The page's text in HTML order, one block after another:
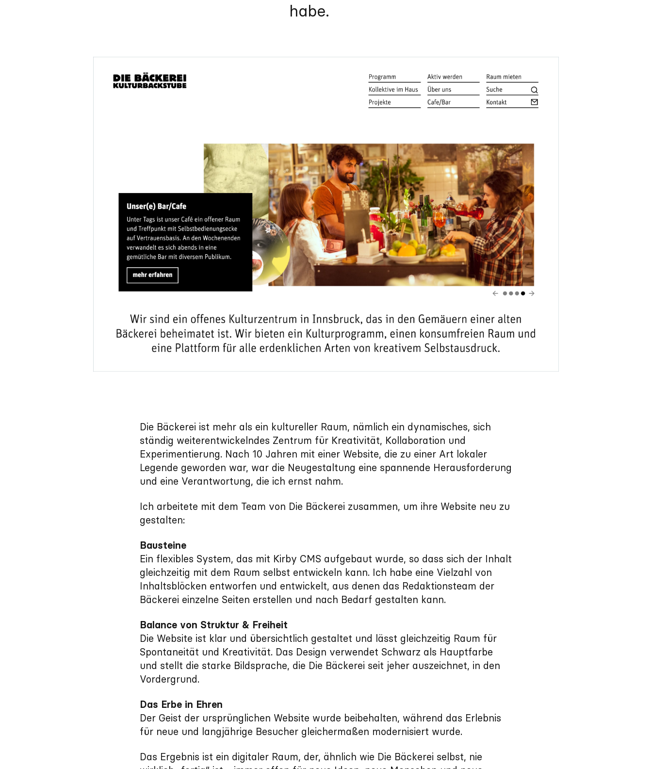
habe.
Die Bäckerei ist mehr als ein kultureller Raum, nämlich ein dynamisches, sich
ständig weiterentwickelndes Zentrum für Kreativität, Kollaboration und
Experimentierung. Nach 10 Jahren mit einer Website, die zu einer Art lokaler
Legende geworden war, war die Neugestaltung eine spannende Herausforderung
und eine Verantwortung, die ich ernst nahm.
Ich arbeitete mit dem Team von Die Bäckerei zusammen, um ihre Website neu zu
gestalten:
Bausteine
Ein flexibles System, das mit Kirby CMS aufgebaut wurde, so dass sich der Inhalt
gleichzeitig mit dem Raum selbst entwickeln kann. Ich habe eine Vielzahl von
Inhaltsblöcken entworfen und entwickelt, aus denen das Redaktionsteam der
Bäckerei einzelne Seiten erstellen und nach Bedarf gestalten kann.
Balance von Struktur & Freiheit
Die Website ist klar und übersichtlich gestaltet und lässt gleichzeitig Raum für
Spontaneität und Kreativität. Das Design verwendet Schwarz als Hauptfarbe
und stellt die starke Bildsprache, die Die Bäckerei seit jeher auszeichnet, in den
Vordergrund.
Das Erbe in Ehren
Der Geist der ursprünglichen Website wurde beibehalten, während das Erlebnis
für neue und langjährige Besucher gleichermaßen modernisiert wurde.
Das Ergebnis ist ein digitaler Raum, der, ähnlich wie Die Bäckerei selbst, nie